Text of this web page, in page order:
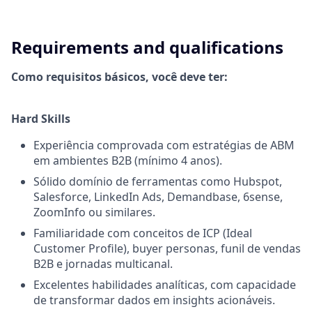
Requirements and qualifications
Como requisitos básicos, você deve ter:
Hard Skills
Experiência comprovada com estratégias de ABM
em ambientes B2B (mínimo 4 anos).
Sólido domínio de ferramentas como Hubspot,
Salesforce, LinkedIn Ads, Demandbase, 6sense,
ZoomInfo ou similares.
Familiaridade com conceitos de ICP (Ideal
Customer Profile), buyer personas, funil de vendas
B2B e jornadas multicanal.
Excelentes habilidades analíticas, com capacidade
de transformar dados em insights acionáveis.